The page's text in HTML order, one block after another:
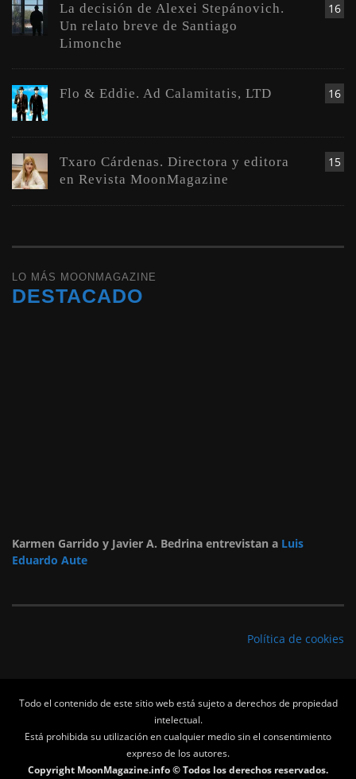
16
La decisión de Alexei Stepánovich.
Un relato breve de Santiago
Limonche
16
Flo & Eddie. Ad Calamitatis, LTD
15
Txaro Cárdenas. Directora y editora
en Revista MoonMagazine
LO MÁS MOONMAGAZINE
DESTACADO
Karmen Garrido y Javier A. Bedrina entrevistan a Luis
Eduardo Aute
Política de cookies
Todo el contenido de este sitio web está sujeto a derechos de propiedad
intelectual.
Está prohibida su utilización en cualquier medio sin el consentimiento
expreso de los autores.
Copyright MoonMagazine.info © Todos los derechos reservados.